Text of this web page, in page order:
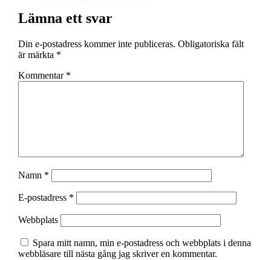
Lämna ett svar
Din e-postadress kommer inte publiceras. Obligatoriska fält
är märkta *
Kommentar *
Namn *
E-postadress *
Webbplats
Spara mitt namn, min e-postadress och webbplats i denna
webbläsare till nästa gång jag skriver en kommentar.